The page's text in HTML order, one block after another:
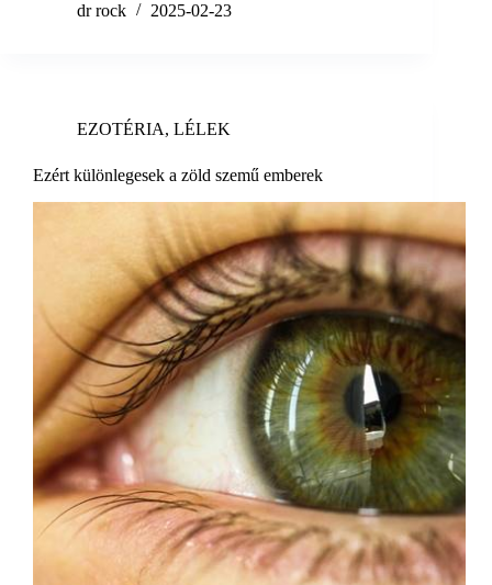
dr rock
2025-02-23
EZOTÉRIA, LÉLEK
Ezért különlegesek a zöld szemű emberek